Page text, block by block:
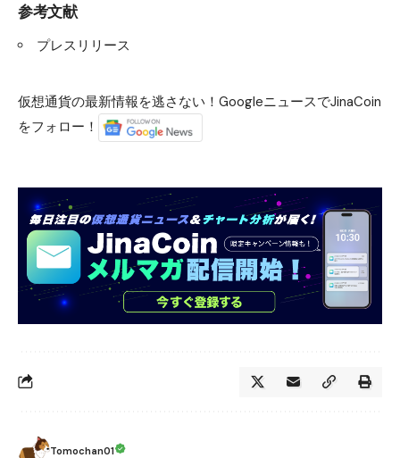
参考文献
プレスリリース
仮想通貨の最新情報を逃さない！GoogleニュースでJinaCoin
をフォロー！
Tomochan01